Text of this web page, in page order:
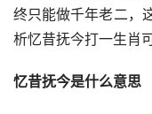
终只能做千年老二，
析忆昔抚今打一生肖
忆昔抚今是什么意思